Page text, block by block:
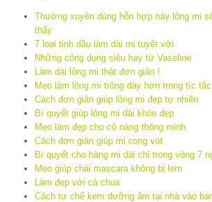
Thường xuyên dùng hỗn hợp này lông mi
thấy
7 loại tinh dầu làm dài mi tuyệt vời
Những công dụng siêu hay từ Vaseline
Làm dài lông mi thật đơn giản !
Mẹo làm lông mi trông dày hơn trong tíc tắc
Cách đơn giản giúp lông mi đẹp tự nhiên
Bí quyết giúp lông mi dài khỏe đẹp
Mẹo làm đẹp cho cô nàng thông minh
Cách đơn giản giúp mi cong vút
Bí quyết cho hàng mi dài chỉ trong vòng 7
Mẹo giúp chải mascara không bị lem
Làm đẹp với cà chua
Cách tự chế kem dưỡng ẩm tại nhà vào